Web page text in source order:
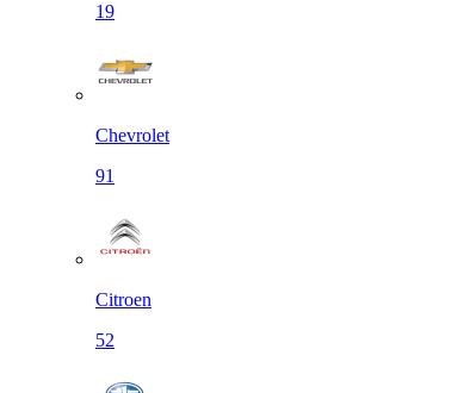
19
Chevrolet
91
Citroen
52